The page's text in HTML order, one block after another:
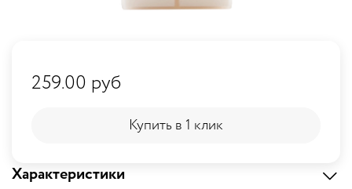
Характеристики
259.00 руб
Купить в 1 клик
Купить в 1 клик